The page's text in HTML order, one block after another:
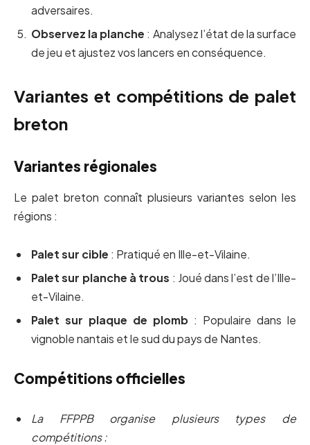
adversaires.
Observez la planche : Analysez l’état de la surface
de jeu et ajustez vos lancers en conséquence.
Variantes et compétitions de palet
breton
Variantes régionales
Le palet breton connaît plusieurs variantes selon les
régions :
Palet sur cible : Pratiqué en Ille-et-Vilaine.
Palet sur planche à trous : Joué dans l’est de l’Ille-
et-Vilaine.
Palet sur plaque de plomb : Populaire dans le
vignoble nantais et le sud du pays de Nantes.
Compétitions officielles
La FFPPB organise plusieurs types de
compétitions :